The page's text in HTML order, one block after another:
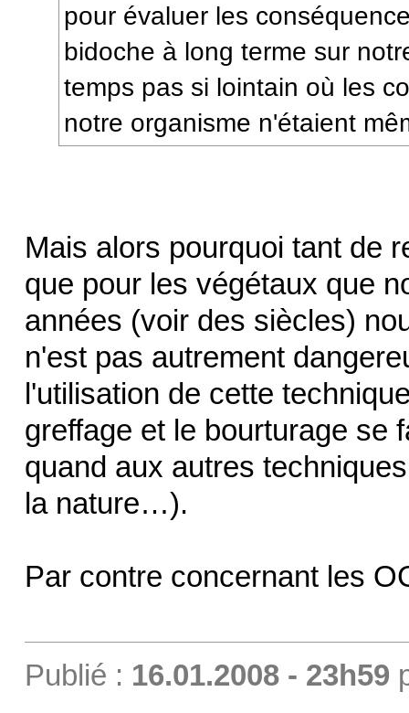
pour évaluer les
bidoche à long terme sur
temps pas si lointain où les
notre organisme n'étaient
Mais alors pourquoi tant de
que pour les végétaux que
années (voir des siècles)
n'est pas autrement
l'utilisation de cette
greffage et le bourturage
quand aux autres
la nature…).
Par contre concernant les
Publié : 16.01.2008 - 23h59